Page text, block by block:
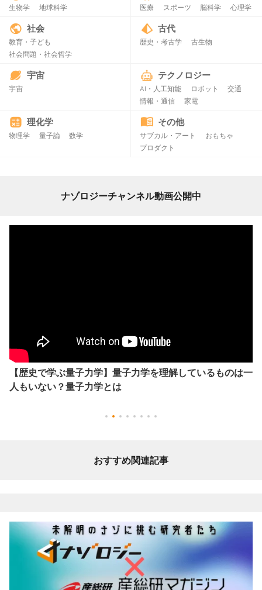
生物学 地球科学 医療 スポーツ 脳科学 心理学
社会
教育・子ども
社会問題・社会哲学
古代
歴史・考古学 古生物
宇宙
宇宙
テクノロジー
AI・人工知能 ロボット
交通
情報・通信
家電
理化学
物理学 量子論 数学
その他
サブカル・アート
おもちゃ
プロダクト
ナゾロジーチャンネル動画公開中
【歴史で学ぶ量子力学】量子力学を理解しているものは一
人もいない？量子力学とは
おすすめ関連記事